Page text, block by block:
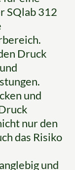
SQlab 312
Druck
und
nur den
das Risiko
und